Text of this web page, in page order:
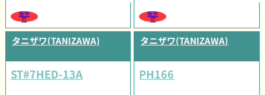
販売
可
販売
可
タニザワ(TANIZAWA)
ST#7HED-13A
タニザワ(TANIZAWA)
PH166